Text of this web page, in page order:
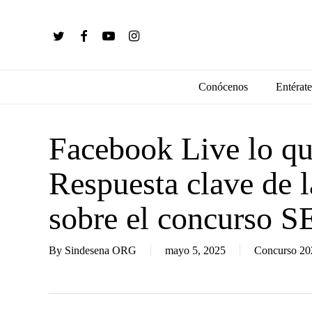
twitter facebookyoutubeinstagram
Conócenos Entérate
Facebook Live lo
Respuesta clave
sobre el concurso
By Sindesena ORG mayo 5, 2025 Concurso